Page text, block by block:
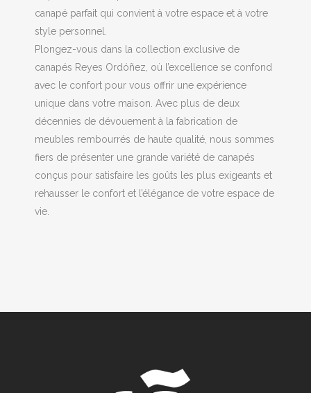
canapé parfait qui convient à votre espace et à votre
style personnel.
Plongez-vous dans la collection exclusive de
canapés Reyes Ordóñez, où l’excellence se confond
avec le confort pour vous offrir une expérience
unique dans votre maison. Avec plus de deux
décennies de dévouement à la fabrication de
meubles rembourrés de haute qualité, nous sommes
fiers de présenter une grande variété de canapés
conçus pour satisfaire les goûts les plus exigeants et
rehausser le confort et l’élégance de votre espace de
vie.